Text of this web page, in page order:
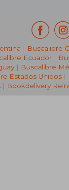
| Buscalibre
Ecuador |
| Buscalibre
Estados Unidos|
| Bookdelivery